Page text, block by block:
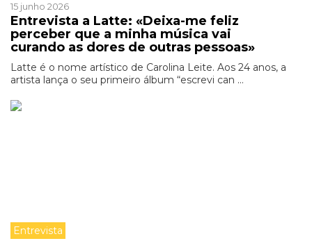
15 junho 2026
Entrevista a Latte: «Deixa-me feliz
perceber que a minha música vai
curando as dores de outras pessoas»
Latte é o nome artístico de Carolina Leite. Aos 24 anos, a
artista lança o seu primeiro álbum “escrevi can ...
Entrevista